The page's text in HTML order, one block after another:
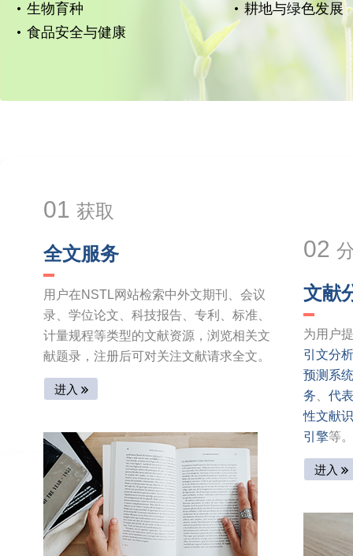
生物育种
耕地与绿色发展
食品安全与健康
01 获取
全文服务
用户在NSTL网站检索中外文期刊、会议
录、学位论文、科技报告、专利、标准、
计量规程等类型的文献资源，浏览相关文
献题录，注册后可对关注文献请求全文。
进入
02
文献
为用户
引文分
预测系统
务
代
性文献
引擎等。
进入